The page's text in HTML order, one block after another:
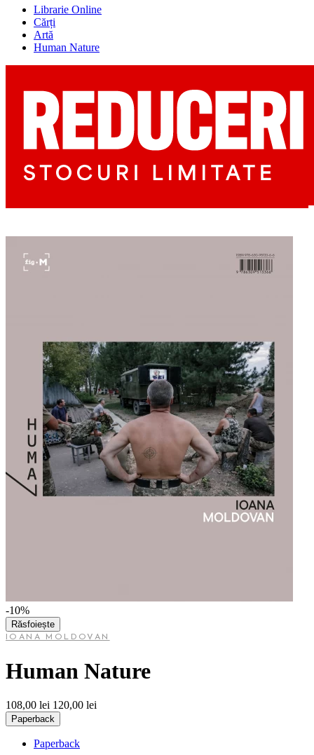
Librarie Online
Cărți
Artă
Human Nature
-10%
Răsfoiește
IOANA MOLDOVAN
Human Nature
108,00 lei 120,00 lei
Paperback
Paperback